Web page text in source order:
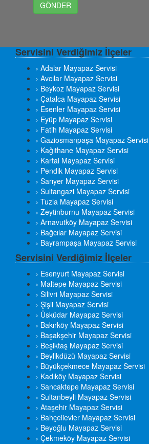
Servisini Verdiğimiz İlçeler
› Adalar Mayapaz Servisi
› Avcılar Mayapaz Servisi
› Beykoz Mayapaz Servisi
› Çatalca Mayapaz Servisi
› Esenler Mayapaz Servisi
› Eyüp Mayapaz Servisi
› Fatih Mayapaz Servisi
› Gaziosmanpaşa Mayapaz Servisi
› Kağıthane Mayapaz Servisi
› Kartal Mayapaz Servisi
› Pendik Mayapaz Servisi
› Sarıyer Mayapaz Servisi
› Sultangazi Mayapaz Servisi
› Tuzla Mayapaz Servisi
› Zeytinburnu Mayapaz Servisi
› Arnavutköy Mayapaz Servisi
› Bağcılar Mayapaz Servisi
› Bayrampaşa Mayapaz Servisi
Servisini Verdiğimiz İlçeler
› Esenyurt Mayapaz Servisi
› Maltepe Mayapaz Servisi
› Silivri Mayapaz Servisi
› Şişli Mayapaz Servisi
› Üsküdar Mayapaz Servisi
› Bakırköy Mayapaz Servisi
› Başakşehir Mayapaz Servisi
› Beşiktaş Mayapaz Servisi
› Beylikdüzü Mayapaz Servisi
› Büyükçekmece Mayapaz Servisi
› Kadıköy Mayapaz Servisi
› Sancaktepe Mayapaz Servisi
› Sultanbeyli Mayapaz Servisi
› Ataşehir Mayapaz Servisi
› Bahçelievler Mayapaz Servisi
› Beyoğlu Mayapaz Servisi
› Çekmeköy Mayapaz Servisi